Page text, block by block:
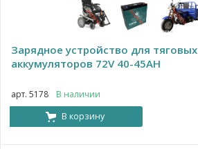
Зарядное устройство для тяговых
аккумуляторов 72V 40-45AH
арт. 5178 В наличии
В корзину